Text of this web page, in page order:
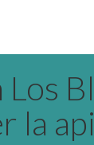
Los
la